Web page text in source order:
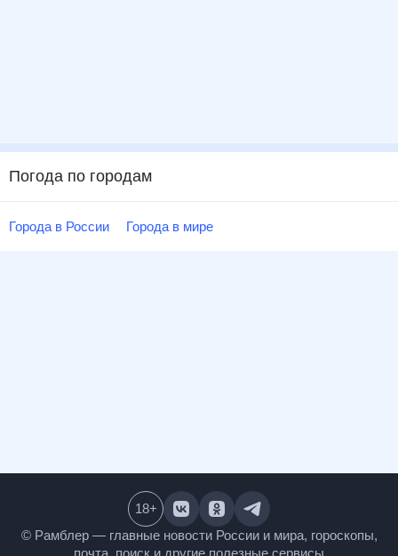
Погода по городам
Города в России Города в мире
© Рамблер — главные новости России и мира,
18+